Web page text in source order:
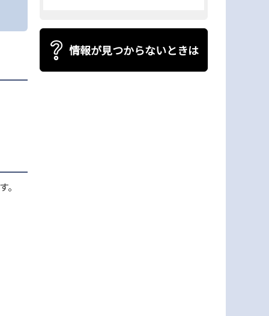
情報が見つからないときは